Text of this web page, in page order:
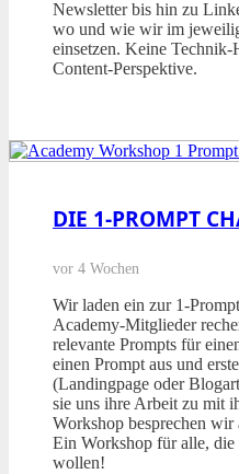
Newsletter bis hin zu
wo und wie wir im
einsetzen. Keine
Content-Perspektive.
DIE 1-PROMPT
vor 4 Wochen
Wir laden ein zur 1-
Academy-Mitglieder
relevante Prompts für
einen Prompt aus und
(Landingpage oder
sie uns ihre Arbeit zu mit
Workshop besprechen
Ein Workshop für alle, die
wollen!